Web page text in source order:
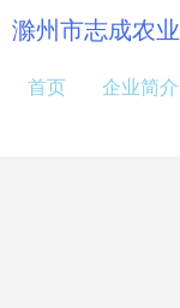
滁州市志成农
首页 企业简介